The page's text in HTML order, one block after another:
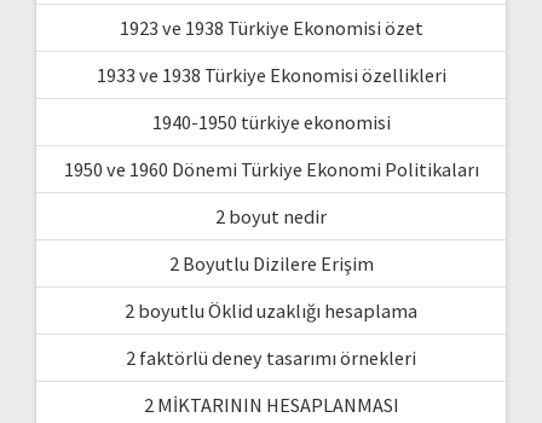
1923 ve 1938 Türkiye Ekonomisi özet
1933 ve 1938 Türkiye Ekonomisi özellikleri
1940-1950 türkiye ekonomisi
1950 ve 1960 Dönemi Türkiye Ekonomi Politikaları
2 boyut nedir
2 Boyutlu Dizilere Erişim
2 boyutlu Öklid uzaklığı hesaplama
2 faktörlü deney tasarımı örnekleri
2 MİKTARININ HESAPLANMASI